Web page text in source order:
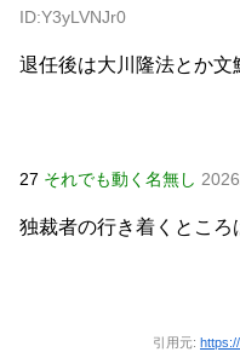
ID:Y3yLVNJr0
退任後は大川隆法とか
27 それでも動く名無し
独裁者の行き着くところ
引用元: